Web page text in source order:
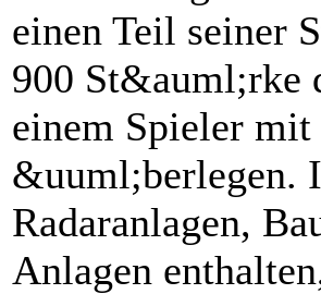
einen Teil seiner
900 St&auml;rke
einem Spieler
&uuml;berlegen.
Radaranlagen,
Anlagen